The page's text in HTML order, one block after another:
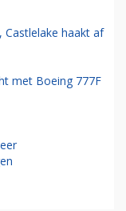
haakt af
met Boeing 777F